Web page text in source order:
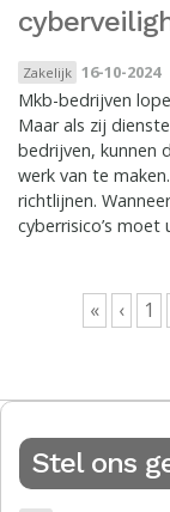
Zakelijk 16-10-2024
Mkb-bedrijven
Maar als zij
bedrijven, kunnen
werk van te
richtlijnen.
cyberrisico’s
Pagina's
« ‹ 1
Stel ons